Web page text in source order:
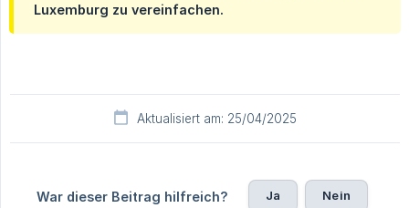
Luxemburg zu vereinfachen.
Aktualisiert am: 25/04/2025
War dieser Beitrag hilfreich? Ja Nein